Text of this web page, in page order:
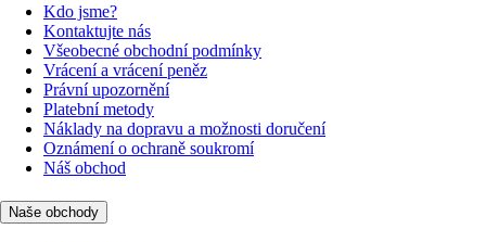
Kdo jsme?
Kontaktujte nás
Všeobecné obchodní podmínky
Vrácení a vrácení peněz
Právní upozornění
Platební metody
Náklady na dopravu a možnosti doručení
Oznámení o ochraně soukromí
Náš obchod
Naše obchody